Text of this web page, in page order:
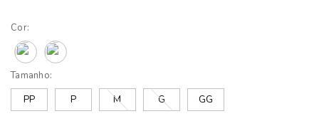
Cor:
Tamanho:
PP
P M G GG